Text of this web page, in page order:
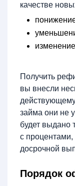
качестве
Получить
вы внесли
займа они не
будет выдано
с
досрочной
Порядок